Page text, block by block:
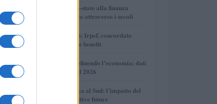
2
Dalle antiche città-stato alla finanza
globale: un viaggio attraverso i secoli
3
Novità fiscali 2026: Irpef, concordato
preventivo e fringe benefit
4
Come l’IA sta ridefinendo l’economia: dati
e prospettive per il 2026
5
Crescita economica al Sud: l’impatto del
PNRR e le prospettive future